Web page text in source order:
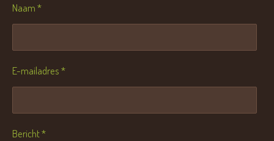
Naam *
E-mailadres *
Bericht *